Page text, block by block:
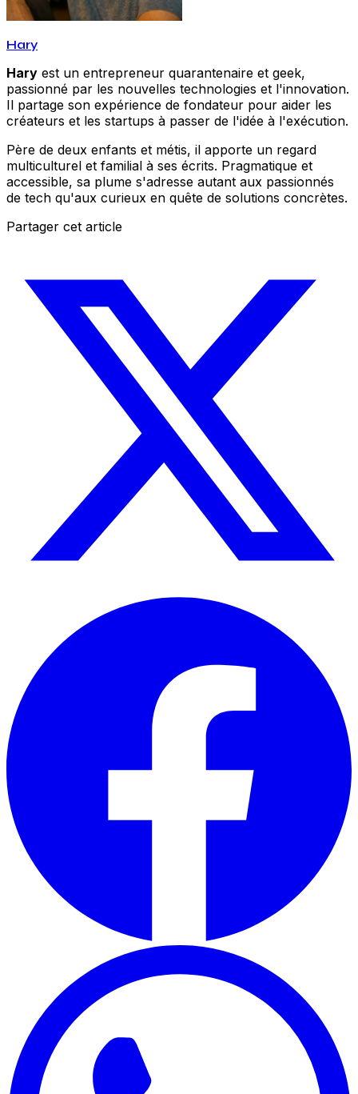
Hary
Hary est un entrepreneur quarantenaire et geek,
passionné par les nouvelles technologies et l'innovation.
Il partage son expérience de fondateur pour aider les
créateurs et les startups à passer de l'idée à l'exécution.
Père de deux enfants et métis, il apporte un regard
multiculturel et familial à ses écrits. Pragmatique et
accessible, sa plume s'adresse autant aux passionnés
de tech qu'aux curieux en quête de solutions concrètes.
Partager cet article